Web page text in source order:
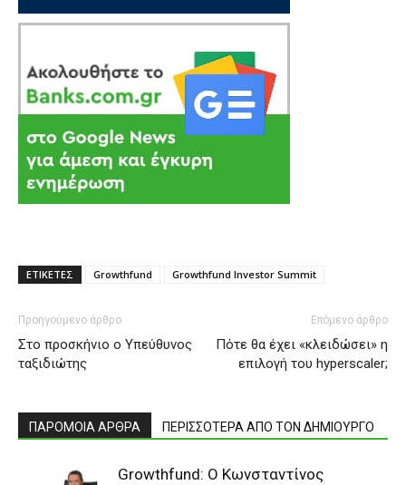
ΕΤΙΚΕΤΕΣ Growthfund Growthfund Investor Summit
Προηγούμενο άρθρο
Στο προσκήνιο ο Υπεύθυνος
ταξιδιώτης
Επόμενο άρθρο
Πότε θα έχει «κλειδώσει» η
επιλογή του hyperscaler;
ΠΑΡΟΜΟΙΑ ΑΡΘΡΑ ΠΕΡΙΣΣΟΤΕΡΑ ΑΠΟ ΤΟΝ ΔΗΜΙΟΥΡΓΟ
Growthfund: Ο Κωνσταντίνος